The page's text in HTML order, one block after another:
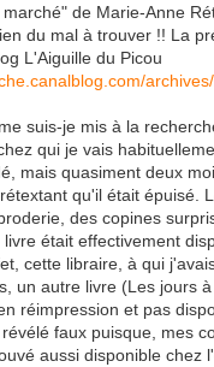
de Marie-Anne
du mal à trouver !! La
L'Aiguille du Picou
suis-je mis à la
qui je vais
mais quasiment deux
qu'il était épuisé.
des copines
était effectivement
cette libraire, à qui
un autre livre (Les jours
réimpression et pas
faux puisque, mes
aussi disponible chez